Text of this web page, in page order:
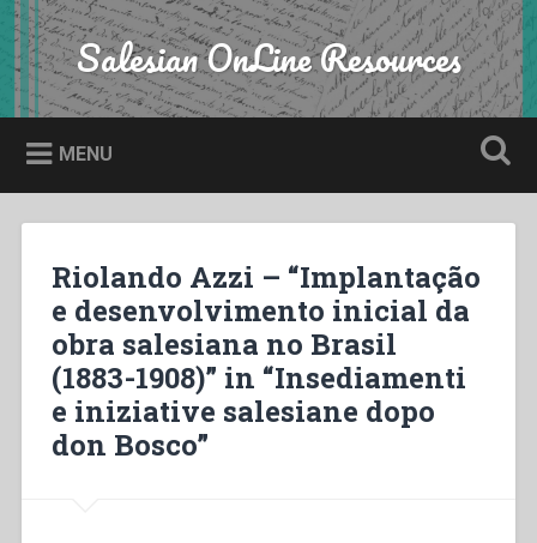
Skip
to
content
Search Salesian OnLine Resources
MENU
Riolando Azzi – “Implantação
e desenvolvimento inicial da
obra salesiana no Brasil
(1883-1908)” in “Insediamenti
e iniziative salesiane dopo
don Bosco”